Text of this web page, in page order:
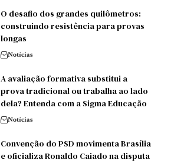
O desafio dos grandes quilômetros:
construindo resistência para provas
longas
Notícias
A avaliação formativa substitui a
prova tradicional ou trabalha ao lado
dela? Entenda com a Sigma Educação
Notícias
Convenção do PSD movimenta Brasília
e oficializa Ronaldo Caiado na disputa